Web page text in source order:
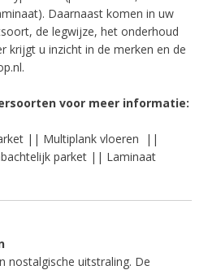
Daarnaast komen in uw
de legwijze, het onderhoud
krijgt u inzicht in de merken en de
voor meer informatie:
|| Multiplank vloeren ||
parket || Laminaat
nostalgische uitstraling. De